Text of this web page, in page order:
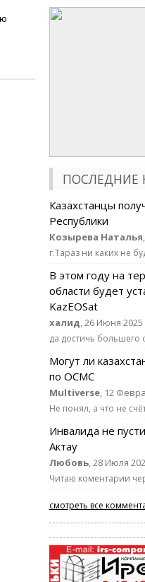
ПОСЛЕДНИЕ
Казахстанцы
Республики
Козырева Наталья
г.Тараз ни каких не
В этом году на
области будет
KazEOSat
халид, 26 Июня 2025
да достичь большего
Могут ли
по ОСМС
Multiverse, 12
Не понял, а что не
Инвалида не
Актау
Любовь, 28 Июля
Читаю коментарии
смотреть все